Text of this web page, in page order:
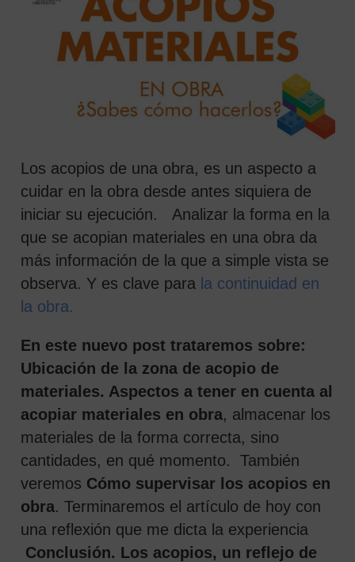
FORM
Los acopios de una obra, es un aspecto a
cuidar en la obra desde antes siquiera de
iniciar su ejecución. Analizar la forma en la
que se acopian materiales en una obra da
más información de la que a simple vista se
observa. Y es clave para la continuidad en
la obra.
En este nuevo post trataremos sobre:
Ubicación de la zona de acopio de
materiales. Aspectos a tener en cuenta al
acopiar materiales en obra, almacenar los
materiales de la forma correcta, sino
cantidades, en qué momento. También
veremos Cómo supervisar los acopios en
obra. Terminaremos el artículo de hoy con
una reflexión que me dicta la experiencia
Conclusión. Los acopios, un reflejo de